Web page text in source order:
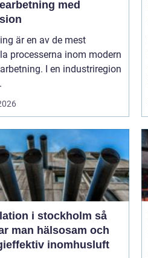
med
är en av de mest
processerna inom modern
I en industriregion
i stockholm så
man hälsosam och
inomhusluft